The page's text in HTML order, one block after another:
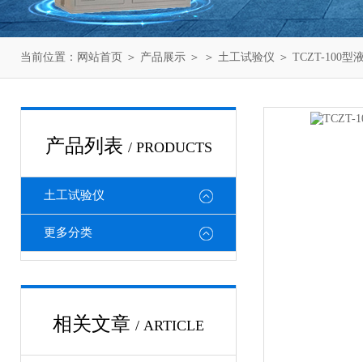
当前位置： 网站首页 ＞ 产品展示 ＞ ＞ 土工试验仪 ＞ TCZT-100型
产品列表 / PRODUCTS
土工试验仪
更多分类
相关文章 / ARTICLE